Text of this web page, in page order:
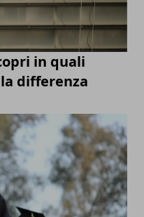
in quali
differenza